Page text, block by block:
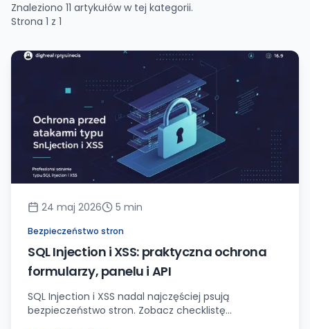
Znaleziono 11 artykułów w tej kategorii.
Strona 1 z 1
24 maj 2026 5 min
Bezpieczeństwo stron
SQL Injection i XSS: praktyczna ochrona
formularzy, panelu i API
SQL Injection i XSS nadal najczęściej psują
bezpieczeństwo stron. Zobacz checklistę